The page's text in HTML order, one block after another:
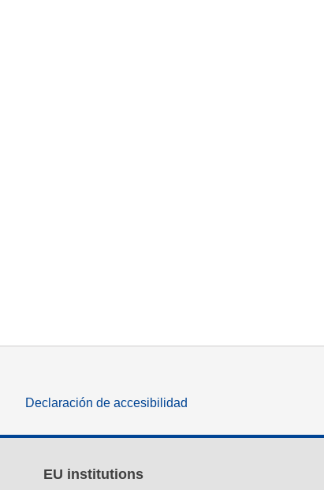
Declaración de accesibilidad
EU institutions